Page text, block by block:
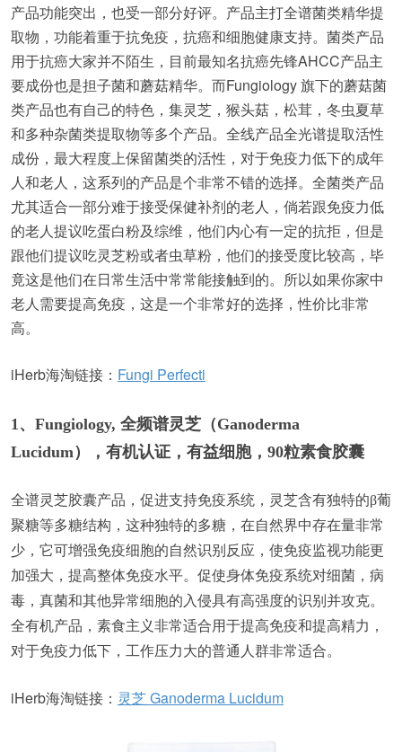
产品功能突出，也受一部分好评。产品主打全谱菌类精华提
取物，功能着重于抗免疫，抗癌和细胞健康支持。菌类产品
用于抗癌大家并不陌生，目前最知名抗癌先锋AHCC产品主
要成份也是担子菌和蘑菇精华。而Fungiology 旗下的蘑菇菌
类产品也有自己的特色，集灵芝，猴头菇，松茸，冬虫夏草
和多种杂菌类提取物等多个产品。全线产品全光谱提取活性
成份，最大程度上保留菌类的活性，对于免疫力低下的成年
人和老人，这系列的产品是个非常不错的选择。全菌类产品
尤其适合一部分难于接受保健补剂的老人，倘若跟免疫力低
的老人提议吃蛋白粉及综维，他们内心有一定的抗拒，但是
跟他们提议吃灵芝粉或者虫草粉，他们的接受度比较高，毕
竟这是他们在日常生活中常常能接触到的。所以如果你家中
老人需要提高免疫，这是一个非常好的选择，性价比非常
高。
iHerb海淘链接： Fungi Perfecti
1、Fungiology, 全频谱灵芝（Ganoderma
Lucidum），有机认证，有益细胞，90粒素食胶囊
全谱灵芝胶囊产品，促进支持免疫系统，灵芝含有独特的β葡
聚糖等多糖结构，这种独特的多糖，在自然界中存在量非常
少，它可增强免疫细胞的自然识别反应，使免疫监视功能更
加强大，提高整体免疫水平。促使身体免疫系统对细菌，病
毒，真菌和其他异常细胞的入侵具有高强度的识别并攻克。
全有机产品，素食主义非常适合用于提高免疫和提高精力，
对于免疫力低下，工作压力大的普通人群非常适合。
iHerb海淘链接： 灵芝 Ganoderma Lucidum